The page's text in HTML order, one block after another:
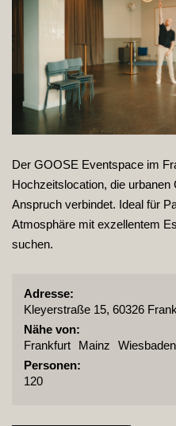
Der GOOSE Eventspace im
Hochzeitslocation, die
Anspruch verbindet. Ideal für
Atmosphäre mit exzellentem
suchen.
Adresse:
Kleyerstraße 15, 60326
Nähe von:
Frankfurt
Mainz
Wiesbaden
Personen:
120